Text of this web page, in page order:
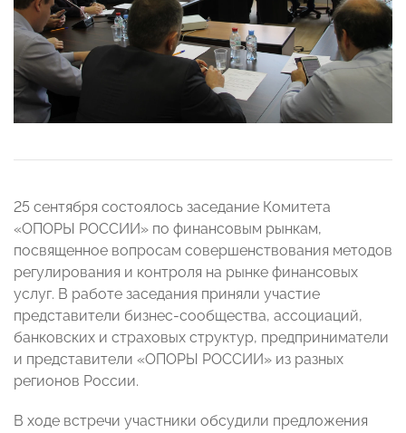
25 сентября состоялось заседание Комитета
«ОПОРЫ РОССИИ» по финансовым рынкам,
посвященное вопросам совершенствования методов
регулирования и контроля на рынке финансовых
услуг. В работе заседания приняли участие
представители бизнес-сообщества, ассоциаций,
банковских и страховых структур, предприниматели
и представители «ОПОРЫ РОССИИ» из разных
регионов России.
В ходе встречи участники обсудили предложения